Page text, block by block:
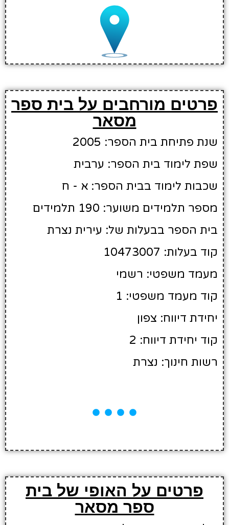
פרטים מורחבים על בית ספר
מסאר
שנת פתיחת בית הספר: 2005
שפת לימוד בית הספר: ערבית
שכבות לימוד בבית הספר: א - ח
מספר תלמידים משוער: 190 תלמידים
בית הספר בבעלות של: עירית נצרת
קוד בעלות: 10473007
מעמד משפטי: רשמי
קוד מעמד משפטי: 1
יחידת דיווח: צפון
קוד יחידת דיווח: 2
רשות חינוך: נצרת
פרטים על האופי של בית
ספר מסאר